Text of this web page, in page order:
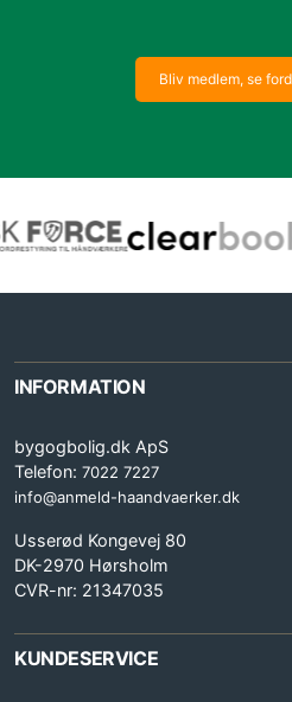
Bliv medlem, se
INFORMATION
bygogbolig.dk ApS
Telefon: 7022 7227
info@anmeld-haandvaerker.dk
Usserød Kongevej 80
DK-2970 Hørsholm
CVR-nr: 21347035
KUNDESERVICE